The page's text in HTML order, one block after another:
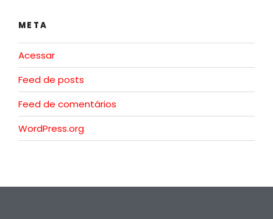
META
Acessar
Feed de posts
Feed de comentários
WordPress.org